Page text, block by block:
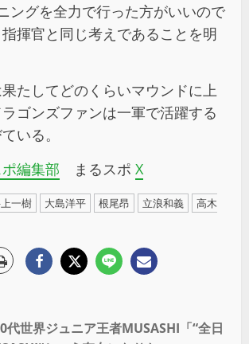
ングを全力で行った方がいいので
揮官と同じ考えであることを明
たしてどのくらいマウンドに上
ゴンズファンは一軍で活躍する
いる。
編集部 まるスポ X
一樹 大島洋平 根尾昂 立浪和義
高木
代世界ジュニア王者MUSASHI「“全日